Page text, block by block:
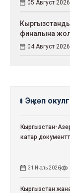
05 Август 2026
финалына
04 Август 2026
Эң көп
Кыргызстан-
катар
31 Июль 2026
Кыргызстан